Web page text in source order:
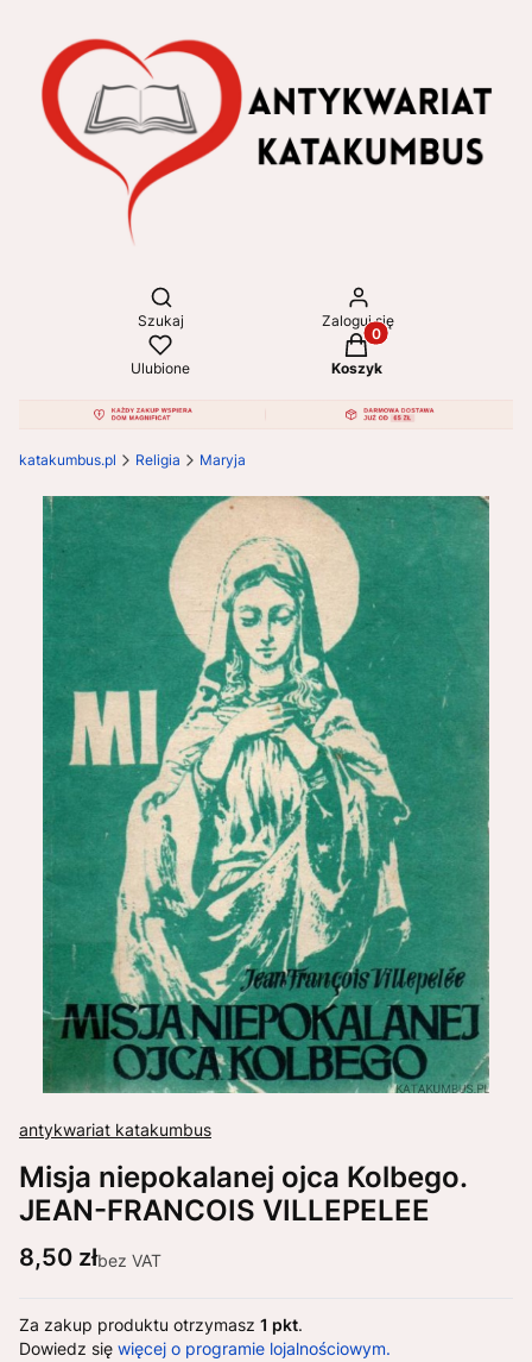
Otwórz wyszukiwarkę
Szukaj Zaloguj się
Ulubione
Produkty w koszyku:
Koszyk
katakumbus.pl Religia Maryja
antykwariat katakumbus
Misja niepokalanej ojca Kolbego.
JEAN-FRANCOIS VILLEPELEE
Cena
8,50 złbez VAT
Za zakup produktu otrzymasz 1 pkt.
Dowiedz się więcej o programie lojalnościowym.